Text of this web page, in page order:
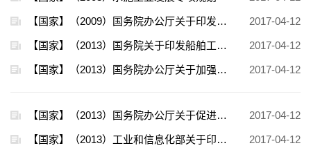
【国家】（2009）国务院办公厅关于印发促进生物产业加快发展若干政策的通知 2017-04-12
【国家】（2013）国务院关于印发船舶工业加快结构调整促进转型升级实施方案（2013-2015年）的通知 2017-04-12
【国家】（2013）国务院办公厅关于加强内燃机工业节能减排的意见 2017-04-12
【国家】（2013）国务院办公厅关于促进煤炭行业平稳运行的意见 2017-04-12
【国家】（2013）工业和信息化部关于印发《废旧轮胎综合利用行业准入公告管理暂行办法》的通知 2017-04-12